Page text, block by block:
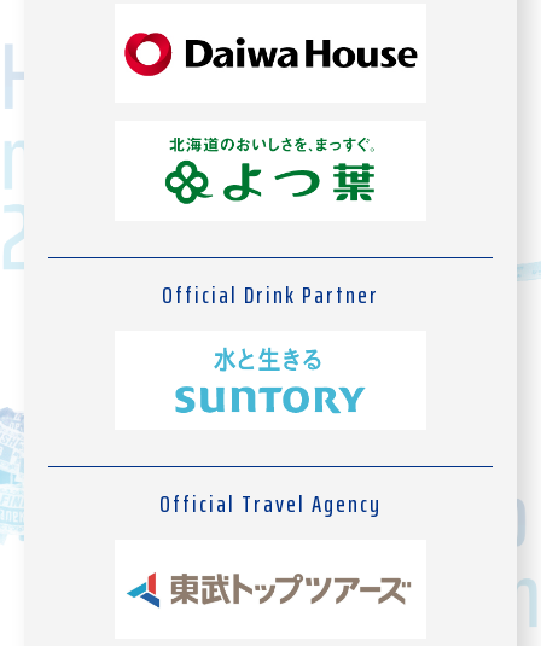
Official Drink Partner
Official Travel Agency